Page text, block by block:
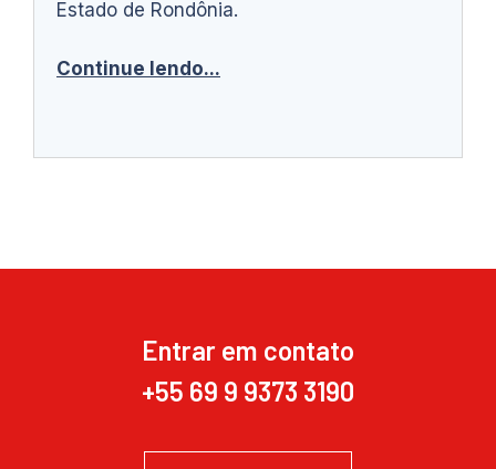
Estado de Rondônia.
Continue lendo...
Entrar em contato
+55 69 9 9373 3190